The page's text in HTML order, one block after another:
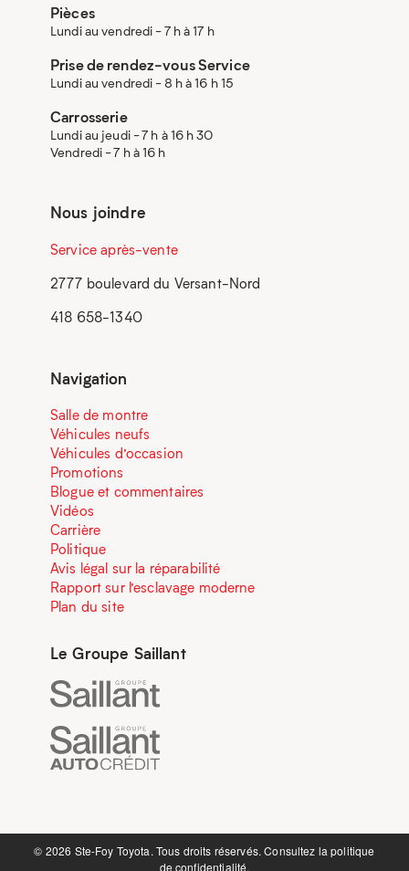
Pièces
Lundi au vendredi - 7 h à 17 h
Prise de rendez-vous Service
Lundi au vendredi - 8 h à 16 h 15
Carrosserie
Lundi au jeudi - 7 h à 16 h 30
Vendredi - 7 h à 16 h
Nous joindre
Service après-vente
2777 boulevard du Versant-Nord
418 658-1340
Navigation
Salle de montre
Véhicules neufs
Véhicules d’occasion
Promotions
Blogue et commentaires
Vidéos
Carrière
Politique
Avis légal sur la réparabilité
Rapport sur l’esclavage moderne
Plan du site
Le Groupe Saillant
©️ 2026 Ste-Foy Toyota. Tous droits réservés. Consultez lapolitique
de confidentialité.